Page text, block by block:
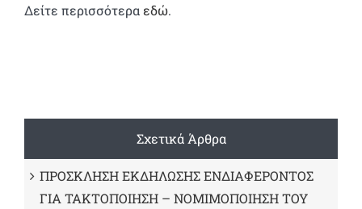
Δείτε περισσότεραεδώ.
Σχετικά Άρθρα
ΠΡΟΣΚΛΗΣΗ ΕΚΔΗΛΩΣΗΣ ΕΝΔΙΑΦΕΡΟΝΤΟΣ
ΓΙΑ ΤΑΚΤΟΠΟΙΗΣΗ – ΝΟΜΙΜΟΠΟΙΗΣΗ ΤΟΥ